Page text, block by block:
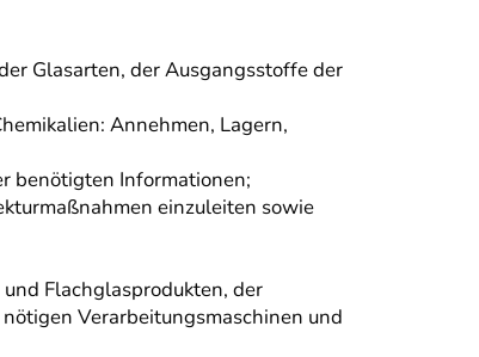
Glasarten, der Ausgangsstoffe der
Annehmen, Lagern,
benötigten Informationen;
einzuleiten sowie
Flachglasprodukten, der
Verarbeitungsmaschinen und